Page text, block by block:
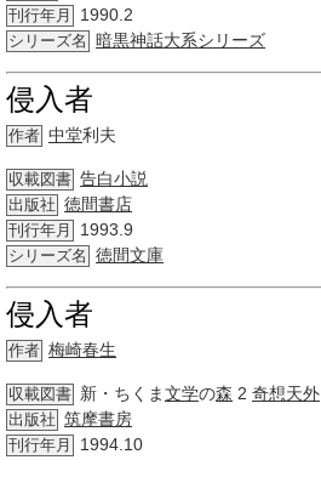
刊行年月 1990.2
シリーズ名 暗黒神話大系シリーズ
侵入者
作者 中堂利夫
収載図書 告白小説
出版社 徳間書店
刊行年月 1993.9
シリーズ名 徳間文庫
侵入者
作者 梅崎春生
収載図書 新・ちくま文学の森 2 奇想天外
出版社 筑摩書房
刊行年月 1994.10